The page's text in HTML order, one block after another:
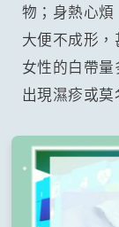
物；身熱心煩
大便不成形，
女性的白帶
出現濕疹或莫